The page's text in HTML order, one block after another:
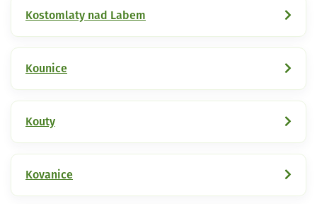
Kostomlaty nad Labem
Kounice
Kouty
Kovanice